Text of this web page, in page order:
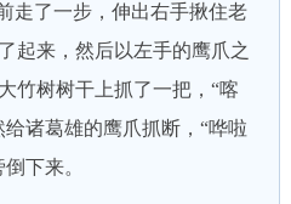
走了一步，伸出右手揪住老
起来，然后以左手的鹰爪之
竹树树干上抓了一把，“喀
诸葛雄的鹰爪抓断，“哗啦
下来。